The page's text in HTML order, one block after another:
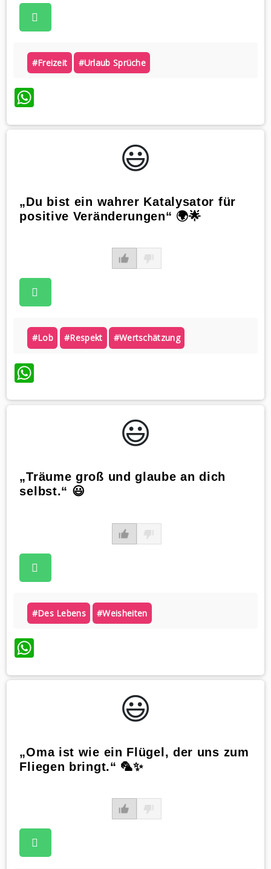
#freizeit #urlaub Sprüche
WhatsApp
😃️
„Du bist ein wahrer Katalysator für
positive Veränderungen“ 🌍🌟
#lob #respekt #wertschätzung
WhatsApp
😃️
„Träume groß und glaube an dich
selbst.“ 😃
#des Lebens #weisheiten
WhatsApp
😃️
„Oma ist wie ein Flügel, der uns zum
Fliegen bringt.“ 🦜✨